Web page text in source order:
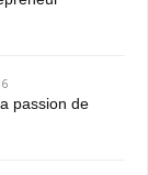
passion de